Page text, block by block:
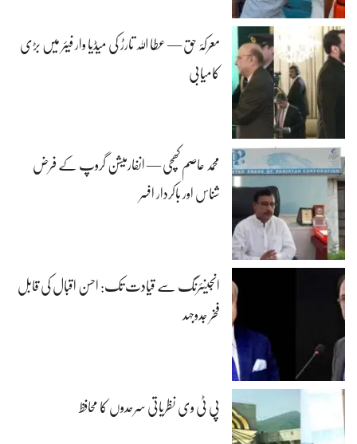
معرکۂ حق — عطا اللہ تارڑ کی میڈیا وار فیئر میں بڑی
کامیابی
محمد عاصم کھچی — انفارمیشن گروپ کے فرض
شناس اور باکردار افسر
انجینئرنگ سے قیادت تک: احسن اقبال کی قابل
فخر جدوجہد
پی ٹی وی نظریاتی سرحدوں کا محافظ